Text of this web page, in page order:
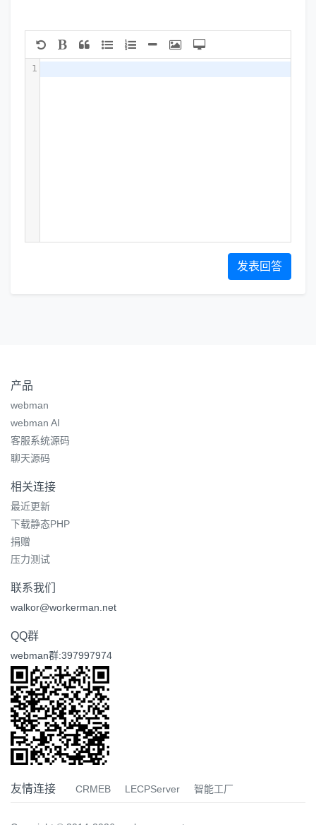
1
发表回答
产品
webman
webman AI
客服系统源码
聊天源码
相关连接
最近更新
下载静态PHP
捐赠
压力测试
联系我们
walkor@workerman.net
QQ群
webman群:397997974
友情连接 CRMEB LECPServer 智能工厂